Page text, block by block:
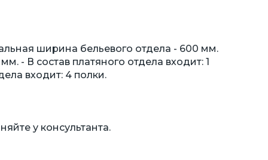
ширина бельевого отдела - 600 мм.
- В состав платяного отдела входит: 1
входит: 4 полки.
у консультанта.